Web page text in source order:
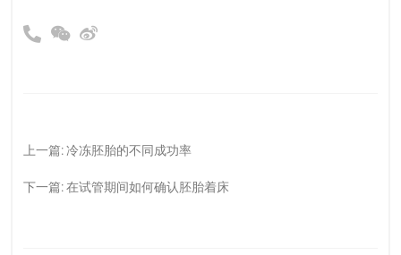
上一篇:冷冻胚胎的不同成功率
下一篇:在试管期间如何确认胚胎着床